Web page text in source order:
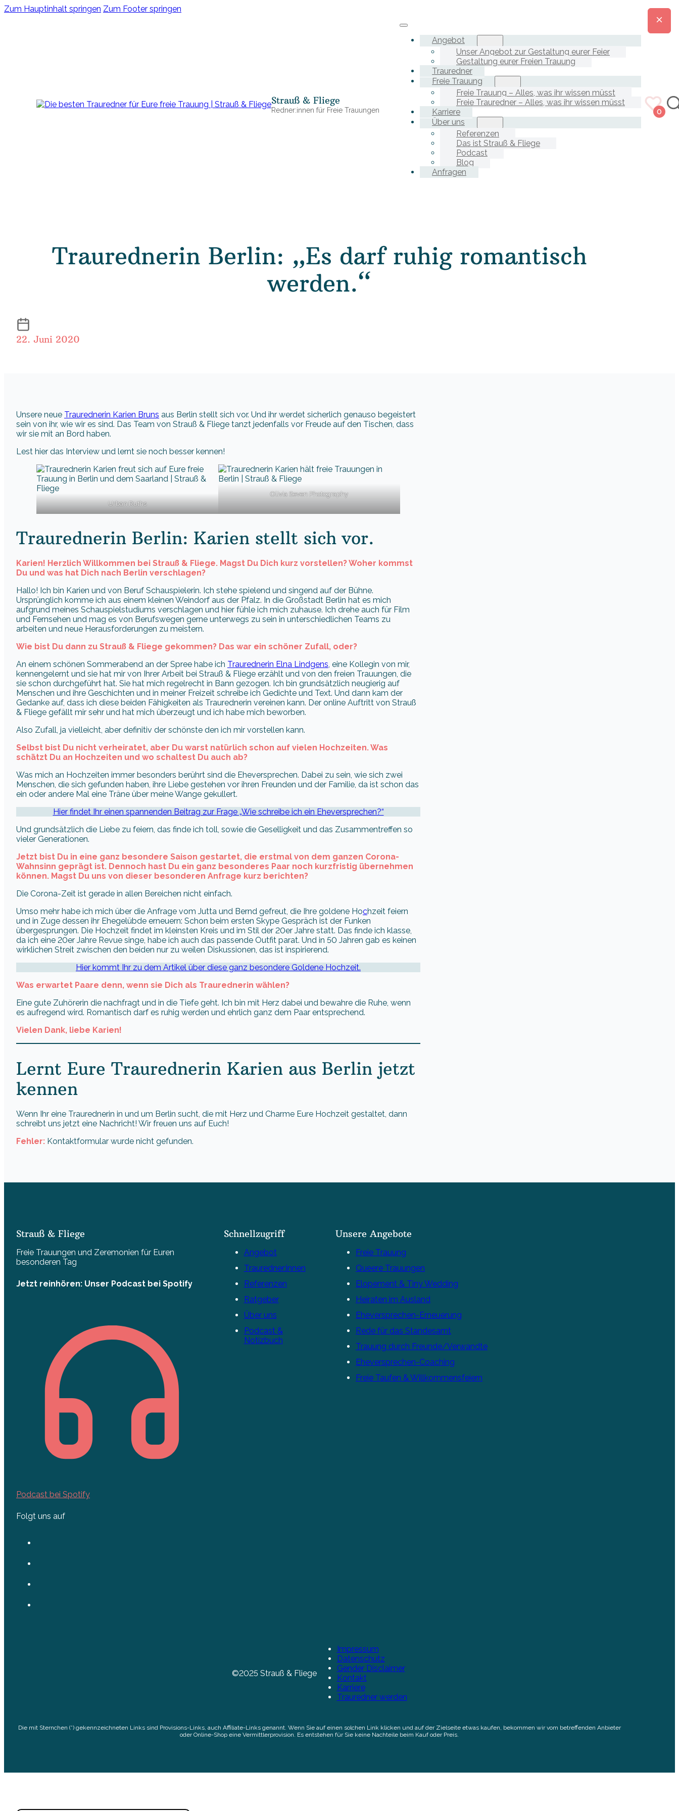
Zum Hauptinhalt springen Zum Footer springen
Strauß & Fliege
Redner:innen für Freie Trauungen
Angebot
Unser Angebot zur Gestaltung eurer Feier
Gestaltung eurer Freien Trauung
Trauredner
Freie Trauung
Freie Trauung – Alles, was ihr wissen müsst
Freie Trauredner – Alles, was ihr wissen müsst
Karriere
Über uns
Referenzen
Das ist Strauß & Fliege
Podcast
Blog
Anfragen
0
Traurednerin Berlin: „Es darf ruhig romantisch
werden.“
22. Juni 2020
Unsere neue Traurednerin Karien Bruns aus Berlin stellt sich vor. Und ihr werdet sicherlich genauso begeistert
sein von ihr, wie wir es sind. Das Team von Strauß & Fliege tanzt jedenfalls vor Freude auf den Tischen, dass
wir sie mit an Bord haben.
Lest hier das Interview und lernt sie noch besser kennen!
Urban Ruths
Olivia Seven Photography
Traurednerin Berlin: Karien stellt sich vor.
Karien! Herzlich Willkommen bei Strauß & Fliege. Magst Du Dich kurz vorstellen? Woher kommst
Du und was hat Dich nach Berlin verschlagen?
Hallo! Ich bin Karien und von Beruf Schauspielerin. Ich stehe spielend und singend auf der Bühne.
Ursprünglich komme ich aus einem kleinen Weindorf aus der Pfalz. In die Großstadt Berlin hat es mich
aufgrund meines Schauspielstudiums verschlagen und hier fühle ich mich zuhause. Ich drehe auch für Film
und Fernsehen und mag es von Berufswegen gerne unterwegs zu sein in unterschiedlichen Teams zu
arbeiten und neue Herausforderungen zu meistern.
Wie bist Du dann zu Strauß & Fliege gekommen? Das war ein schöner Zufall, oder?
An einem schönen Sommerabend an der Spree habe ich Traurednerin Elna Lindgens, eine Kollegin von mir,
kennengelernt und sie hat mir von Ihrer Arbeit bei Strauß & Fliege erzählt und von den freien Trauungen, die
sie schon durchgeführt hat. Sie hat mich regelrecht in Bann gezogen. Ich bin grundsätzlich neugierig auf
Menschen und ihre Geschichten und in meiner Freizeit schreibe ich Gedichte und Text. Und dann kam der
Gedanke auf, dass ich diese beiden Fähigkeiten als Traurednerin vereinen kann. Der online Auftritt von Strauß
& Fliege gefällt mir sehr und hat mich überzeugt und ich habe mich beworben.
Also Zufall, ja vielleicht, aber definitiv der schönste den ich mir vorstellen kann.
Selbst bist Du nicht verheiratet, aber Du warst natürlich schon auf vielen Hochzeiten. Was
schätzt Du an Hochzeiten und wo schaltest Du auch ab?
Was mich an Hochzeiten immer besonders berührt sind die Eheversprechen. Dabei zu sein, wie sich zwei
Menschen, die sich gefunden haben, ihre Liebe gestehen vor ihren Freunden und der Familie, da ist schon das
ein oder andere Mal eine Träne über meine Wange gekullert.
Hier findet Ihr einen spannenden Beitrag zur Frage „Wie schreibe ich ein Eheversprechen?“
Und grundsätzlich die Liebe zu feiern, das finde ich toll, sowie die Geselligkeit und das Zusammentreffen so
vieler Generationen.
Jetzt bist Du in eine ganz besondere Saison gestartet, die erstmal von dem ganzen Corona-
Wahnsinn geprägt ist. Dennoch hast Du ein ganz besonderes Paar noch kurzfristig übernehmen
können. Magst Du uns von dieser besonderen Anfrage kurz berichten?
Die Corona-Zeit ist gerade in allen Bereichen nicht einfach.
Umso mehr habe ich mich über die Anfrage vom Jutta und Bernd gefreut, die Ihre goldene Hochzeit feiern
und in Zuge dessen ihr Ehegelübde erneuern: Schon beim ersten Skype Gespräch ist der Funken
übergesprungen. Die Hochzeit findet im kleinsten Kreis und im Stil der 20er Jahre statt. Das finde ich klasse,
da ich eine 20er Jahre Revue singe, habe ich auch das passende Outfit parat. Und in 50 Jahren gab es keinen
wirklichen Streit zwischen den beiden nur zu weilen Diskussionen, das ist inspirierend.
Hier kommt Ihr zu dem Artikel über diese ganz besondere Goldene Hochzeit.
Was erwartet Paare denn, wenn sie Dich als Traurednerin wählen?
Eine gute Zuhörerin die nachfragt und in die Tiefe geht. Ich bin mit Herz dabei und bewahre die Ruhe, wenn
es aufregend wird. Romantisch darf es ruhig werden und ehrlich ganz dem Paar entsprechend.
Vielen Dank, liebe Karien!
Lernt Eure Traurednerin Karien aus Berlin jetzt
kennen
Wenn Ihr eine Traurednerin in und um Berlin sucht, die mit Herz und Charme Eure Hochzeit gestaltet, dann
schreibt uns jetzt eine Nachricht! Wir freuen uns auf Euch!
Fehler: Kontaktformular wurde nicht gefunden.
Strauß & Fliege
Freie Trauungen und Zeremonien für Euren
besonderen Tag
Jetzt reinhören: Unser Podcast bei Spotify
Podcast bei Spotify
Folgt uns auf
Schnellzugriff
Angebot
Trauredner:innen
Referenzen
Ratgeber
Über uns
Podcast &
Notizbuch
Unsere Angebote
Freie Trauung
Queere Trauungen
Elopement & Tiny Wedding
Heiraten im Ausland
Eheversprechen-Erneuerung
Rede für das Standesamt
Trauung durch Freunde/Verwandte
Eheversprechen-Coaching
Freie Taufen & Willkommensfeiern
©2025 Strauß & Fliege
Impressum
Datenschutz
Gender Disclaimer
Kontakt
Karriere
Trauredner werden
Die mit Sternchen (*) gekennzeichneten Links sind Provisions-Links, auch Affiliate-Links genannt. Wenn Sie auf einen solchen Link klicken und auf der Zielseite etwas kaufen, bekommen wir vom betreffenden Anbieter
oder Online-Shop eine Vermittlerprovision. Es entstehen für Sie keine Nachteile beim Kauf oder Preis.